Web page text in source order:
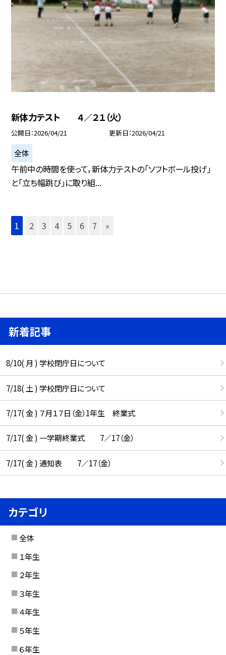
新体力テスト ４／２１（火）
公開日 2026/04/21 更新日 2026/04/21
全体
午前中の時間を使って，新体力テストの「ソフトボール投げ」
と「立ち幅跳び」に取り組...
1 2 3 4 5 6 7 »
新着記事
8/10( 月 ) 学校閉庁日について
7/18( 土 ) 学校閉庁日について
7/17( 金 ) ７月１７日（金）1年生 終業式
7/17( 金 ) 一学期終業式 7／17（金）
7/17( 金 ) 通知表 7／17（金）
カテゴリ
全体
１年生
２年生
３年生
４年生
５年生
６年生